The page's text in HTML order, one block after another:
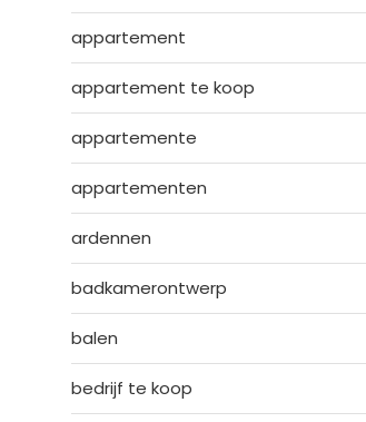
appartement
appartement te koop
appartemente
appartementen
ardennen
badkamerontwerp
balen
bedrijf te koop